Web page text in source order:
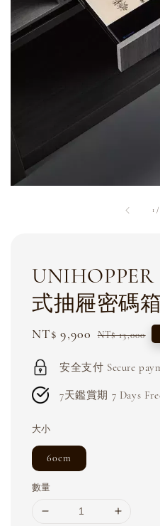
1 /
式抽屜密碼箱
Sale
NT$ 9,900 Regular
NT$ 13,000
安全支付 Secure
7天鑑賞期 7 Days
大小
60cm
數量